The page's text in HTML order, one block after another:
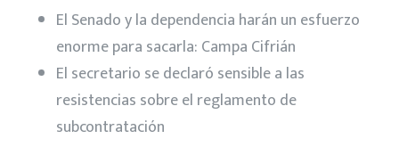
El Senado y la dependencia harán un esfuerzo
enorme para sacarla: Campa Cifrián
El secretario se declaró sensible a las
resistencias sobre el reglamento de
subcontratación